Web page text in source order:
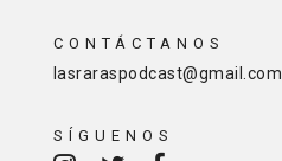
CONTÁCTANOS
lasraraspodcast@gmail.com
SÍGUENOS